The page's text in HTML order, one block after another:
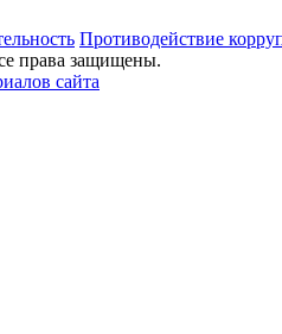
Противодействие
права защищены.
сайта